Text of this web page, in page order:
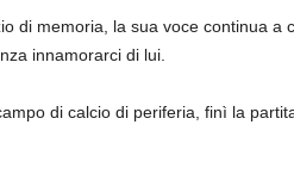
di memoria, la sua voce continua a
innamorarci di lui.
di calcio di periferia, finì la